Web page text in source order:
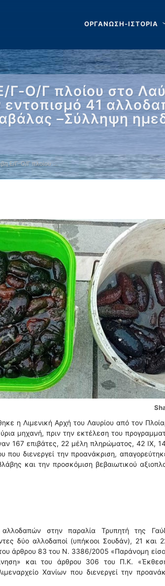
ΟΡΓΑΝΩΣΗ-ΙΣΤΟΡΙΑ
Γ-Ο/Γ πλοίου στο
41
–Σύλληψη
Ε/Γ-Ο/Γ πλοίου …
η Λιμενική Αρχή του Λαυρίου από τον
μηχανή, πριν την εκτέλεση του
167 επιβάτες, 22 μέλη πληρώματος, 42 ΙΧ,
που διενεργεί την προανάκριση,
και την προσκόμιση βεβαιωτικού
στην παραλία Τρυπητή της
δύο αλλοδαποί (υπήκοοι Σουδάν), 21 και
άρθρου 83 του Ν. 3386/2005 «Παράνομη
και του άρθρου 306 του Π.Κ.
Χανίων που διενεργεί την